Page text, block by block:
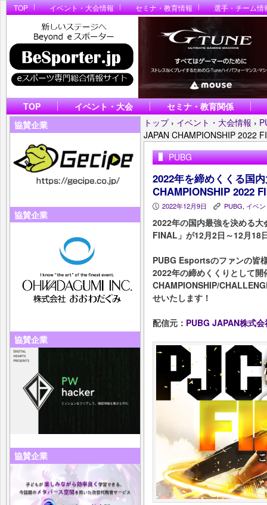
TOP イベント・大会情報 セミナ・教育情報 選手・チーム情
TOP イベント・大会
セミナ・教育関係
協賛企業
協賛企業
協賛企業
協賛企業
トップ › イベント・大会情報 ›
JAPAN CHAMPIONSHIP 2022
PUBG
2022年を締めくくる国
CHAMPIONSHIP 2022
P 2022年12月9日 K PUBG, イベ
2022年の国内最強を決める
FINAL」が12月2日～12月18
PUBG Esportsのファンの皆
2022年の締めくくりとして
CHAMPIONSHIP/
せいたします！
配信元： PUBG JAPAN株式会